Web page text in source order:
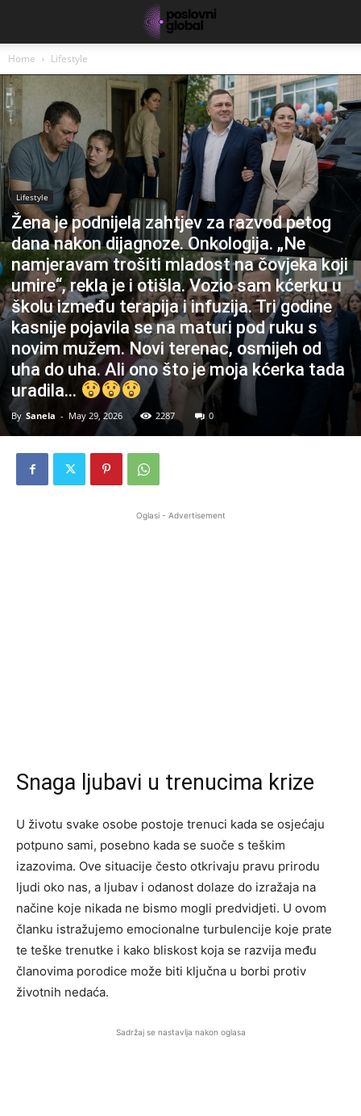
Home Lifestyle
Lifestyle
Žena je podnijela zahtjev za razvod petog
dana nakon dijagnoze. Onkologija. „Ne
namjeravam trošiti mladost na čovjeka koji
umire“, rekla je i otišla. Vozio sam kćerku u
školu između terapija i infuzija. Tri godine
kasnije pojavila se na maturi pod ruku s
novim mužem. Novi terenac, osmijeh od
uha do uha. Ali ono što je moja kćerka tada
uradila…
By Sanela - May 29, 2026 2287 0
Oglasi - Advertisement
Snaga ljubavi u trenucima krize
U životu svake osobe postoje trenuci kada se osjećaju
potpuno sami, posebno kada se suoče s teškim
izazovima. Ove situacije često otkrivaju pravu prirodu
ljudi oko nas, a ljubav i odanost dolaze do izražaja na
načine koje nikada ne bismo mogli predvidjeti. U ovom
članku istražujemo emocionalne turbulencije koje prate
te teške trenutke i kako bliskost koja se razvija među
članovima porodice može biti ključna u borbi protiv
životnih nedaća.
Sadržaj se nastavlja nakon oglasa